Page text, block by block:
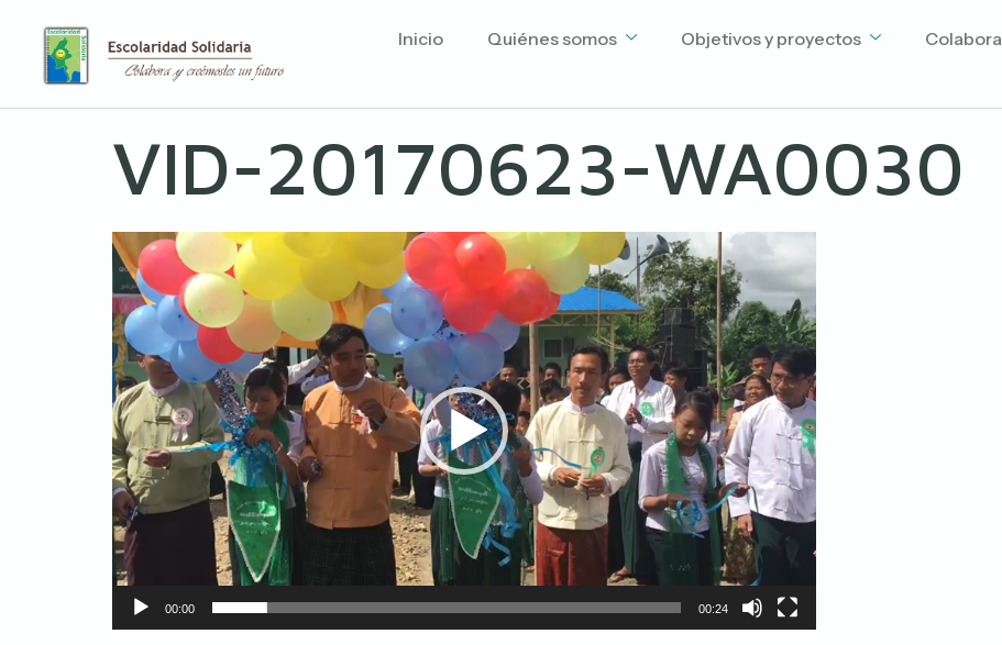
Inicio Quiénes somos Objetivos y proyectos Colabora
VID-20170623-WA0030
Reproductor
de
vídeo
00:00 00:24